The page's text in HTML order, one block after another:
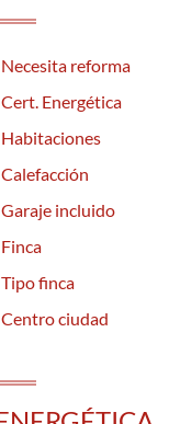
Necesita reforma
Cert. Energética
Habitaciones
Calefacción
Garaje incluido
Finca
Tipo finca
Centro ciudad